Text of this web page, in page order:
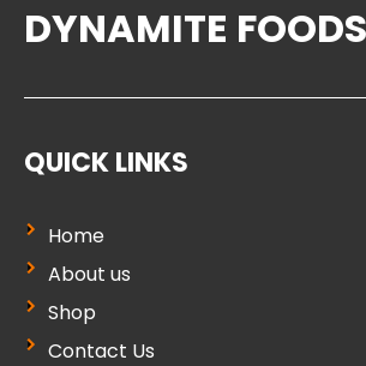
DYNAMITE FOODS
QUICK LINKS
Home
About us
Shop
Contact Us